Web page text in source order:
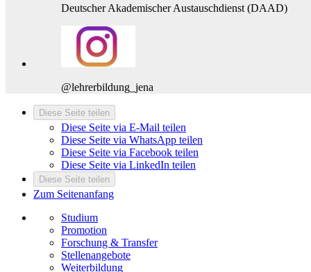
Deutscher Akademischer Austauschdienst (DAAD)
@lehrerbildung_jena
Diese Seite teilen
Diese Seite via E-Mail teilen
Diese Seite via WhatsApp teilen
Diese Seite via Facebook teilen
Diese Seite via LinkedIn teilen
Diese Seite teilen
Zum Seitenanfang
Studium
Promotion
Forschung & Transfer
Stellenangebote
Weiterbildung